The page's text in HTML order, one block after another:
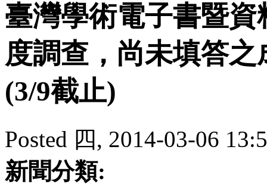
臺灣學術電子書暨資
度調查，尚未填答
(3/9截止)
Posted 四, 2014-03-06
新聞分類: